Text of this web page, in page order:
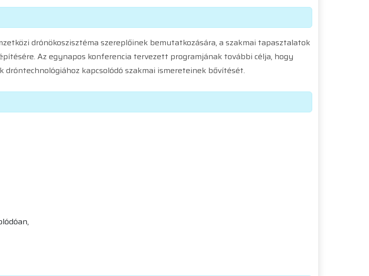
drónökoszisztéma szereplőinek bemutatkozására, a szakmai tapasztalatok
Az egynapos konferencia tervezett programjának további célja, hogy
kapcsolódó szakmai ismereteinek bővítését.